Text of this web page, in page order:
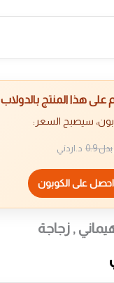
هذا المنتج بالدولاب
سيصبح السعر:
بدل0.9 د.اردني
على الكوبون
, زجاجة